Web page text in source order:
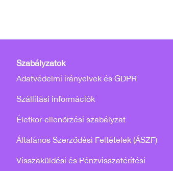
Szabályzatok
Adatvédelmi irányelvek és GDPR
Szállítási információk
Életkor-ellenőrzési szabályzat
Általános Szerződési Feltételek (ÁSZF)
Visszaküldési és Pénzvisszatérítési